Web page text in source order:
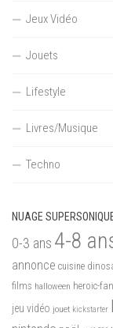
Jeux Vidéo
Jouets
Lifestyle
Livres/Musique
Techno
NUAGE
0-3 ans 4-8
annonce cuisine
films halloween heroic-
jeu vidéo jouet kickstarter